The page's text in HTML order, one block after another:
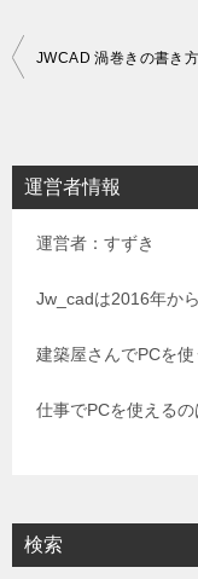
投
ビ
ゲ
JWCAD 渦巻きの書き方
運営者情報
運営者：すずき
Jw_cadは2016年か
建築屋さんでPCを
仕事でPCを使える
検索